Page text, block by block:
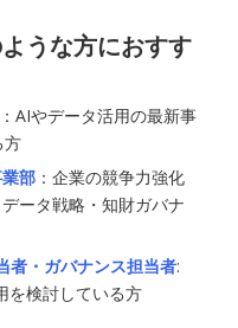
うな方におすす
AIやデータ活用の最新事
方
部：企業の競争力強化
ータ戦略・知財ガバナ
者・ガバナンス担当者:
を検討している方